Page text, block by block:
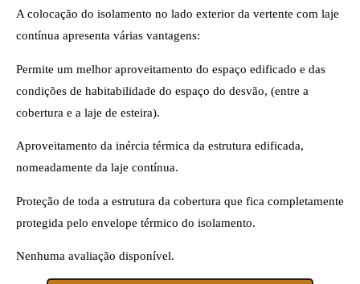
A colocação do isolamento no lado exterior da vertente com laje
contínua apresenta várias vantagens:
Permite um melhor aproveitamento do espaço edificado e das
condições de habitabilidade do espaço do desvão, (entre a
cobertura e a laje de esteira).
Aproveitamento da inércia térmica da estrutura edificada,
nomeadamente da laje contínua.
Proteção de toda a estrutura da cobertura que fica completamente
protegida pelo envelope térmico do isolamento.
Nenhuma avaliação disponível.